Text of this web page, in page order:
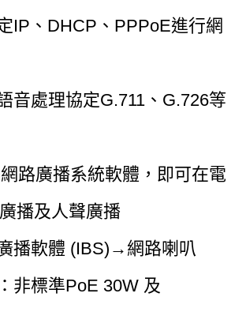
IP、DHCP、PPPoE進行網
音處理協定G.711、G.726等
路廣播系統軟體，即可在電
播及人聲廣播
播軟體 (IBS)→網路喇叭
非標準PoE 30W 及